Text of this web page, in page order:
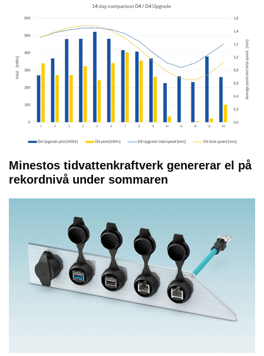
Minestos tidvattenkraftverk genererar el på
rekordnivå under sommaren